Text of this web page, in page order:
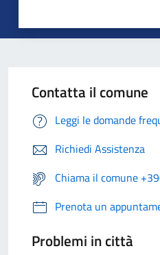
Contatta il comune
Leggi le domande
Richiedi Assistenza
Chiama il comune
Prenota un
Problemi in città